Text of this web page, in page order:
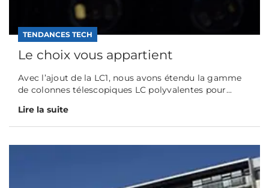
TENDANCES TECH
Le choix vous appartient
Avec l’ajout de la LC1, nous avons étendu la gamme
de colonnes télescopiques LC polyvalentes pour...
Lire la suite